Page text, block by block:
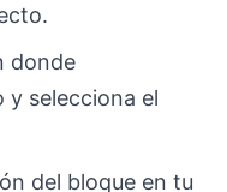
donde
y selecciona el
del bloque en tu